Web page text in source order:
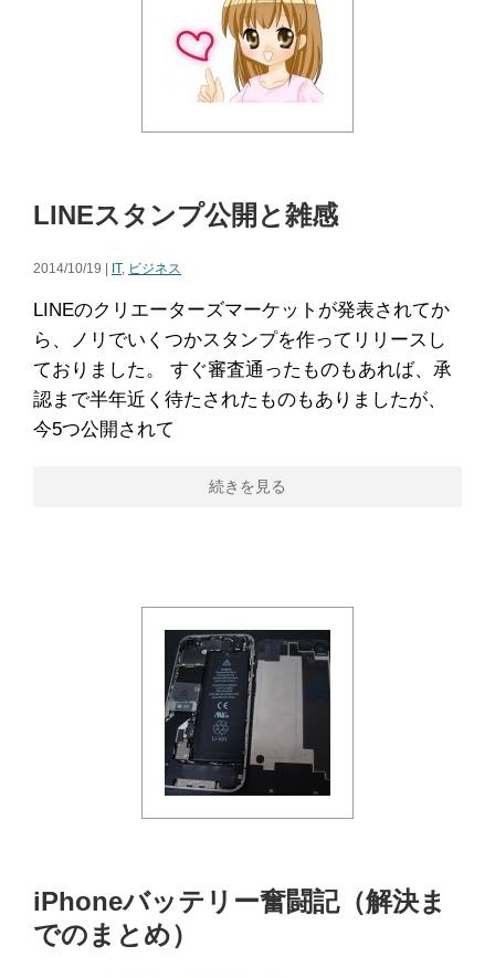
LINEスタンプ公開と雑感
2014/10/19 | IT, ビジネス
LINEのクリエーターズマーケットが発表されてか
ら、ノリでいくつかスタンプを作ってリリースし
ておりました。 すぐ審査通ったものもあれば、承
認まで半年近く待たされたものもありましたが、
今5つ公開されて
続きを見る
iPhoneバッテリー奮闘記（解決ま
でのまとめ）